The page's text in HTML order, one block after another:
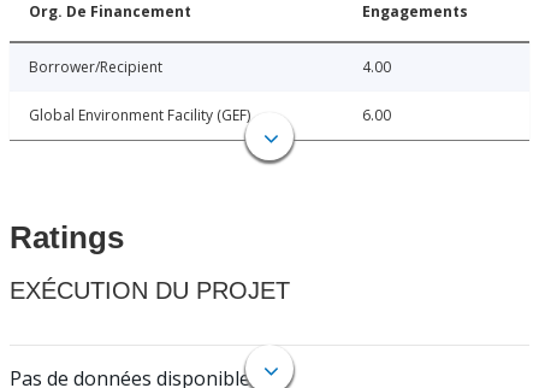
Org. De Financement Engagements
Borrower/Recipient 4.00
Global Environment Facility (GEF) 6.00
Ratings
EXÉCUTION DU PROJET
Pas de données disponibles.